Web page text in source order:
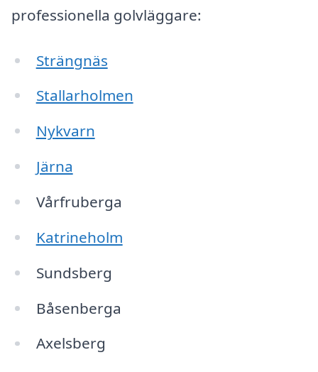
professionella golvläggare:
Strängnäs
Stallarholmen
Nykvarn
Järna
Vårfruberga
Katrineholm
Sundsberg
Båsenberga
Axelsberg